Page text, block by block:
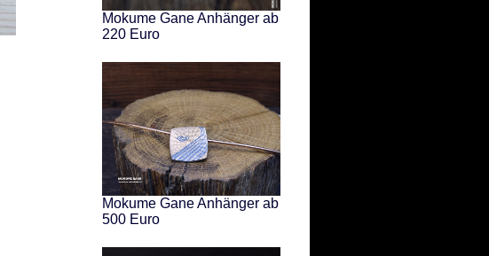
Mokume Gane Anhänger ab
220 Euro
Mokume Gane Anhänger ab
500 Euro